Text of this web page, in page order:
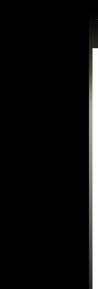
Panneau de gestion des